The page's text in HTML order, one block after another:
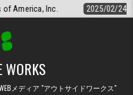
キャンプ場の予約システムと集
WORKS
メディア "アウトサイドワークス"